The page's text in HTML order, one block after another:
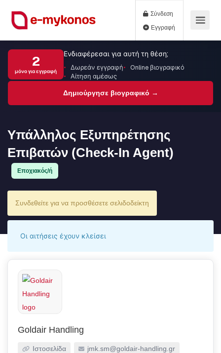
Σύνδεση
2
μόνο για εγγραφή
Ενδιαφέρεσαι για αυτή τη θέση;
Δωρεάν εγγραφή
Online βιογραφικό
Αίτηση αμέσως
Δημιούργησε βιογραφικό →
Υπάλληλος Εξυπηρέτησης
Επιβατών (Check-In Agent)
Εποχιακός/ή
Συνδεθείτε για να προσθέσετε σελιδοδείκτη
Οι αιτήσεις έχουν κλείσει
Goldair Handling
Ιστοσελίδα jmk.sm@goldair-handling.gr